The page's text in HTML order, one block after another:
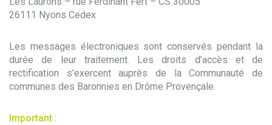
26111 Nyons Cedex
Les messages électroniques sont conservés pendant la
durée de leur traitement. Les droits d’accès et de
rectification s’exercent auprès de la Communauté de
communes des Baronnies en Drôme Provençale.
Important :